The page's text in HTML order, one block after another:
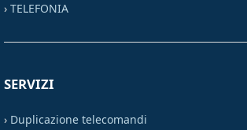
› TELEFONIA
SERVIZI
› Duplicazione telecomandi